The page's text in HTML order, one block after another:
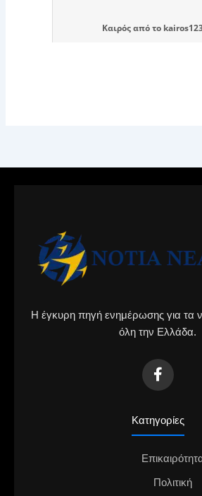
Καιρόςαπό το
Η έγκυρη πηγή ενημέρωσης για τα
όλη την Ελλάδα.
Κατηγορίες
Πολιτική